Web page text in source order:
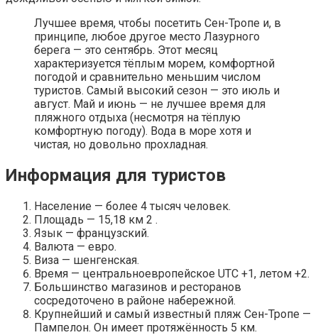
Лучшее время, чтобы посетить Сен-Тропе и, в
принципе, любое другое место Лазурного
берега — это сентябрь. Этот месяц
характеризуется тёплым морем, комфортной
погодой и сравнительно меньшим числом
туристов. Самый высокий сезон — это июль и
август. Май и июнь — не лучшее время для
пляжного отдыха (несмотря на тёплую
комфортную погоду). Вода в море хотя и
чистая, но довольно прохладная.
Информация для туристов
Население — более 4 тысяч человек.
Площадь — 15,18 км 2 .
Язык — французский.
Валюта — евро.
Виза — шенгенская.
Время — центральноевропейское UTC +1, летом +2.
Большинство магазинов и ресторанов
сосредоточено в районе набережной.
Крупнейший и самый известный пляж Сен-Тропе —
Пампелон. Он имеет протяжённость 5 км.